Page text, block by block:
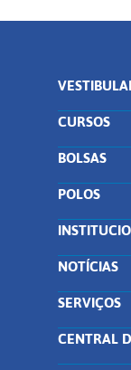
CURSOS
BOLSAS
POLOS
NOTÍCIAS
SERVIÇOS
CENTRAL